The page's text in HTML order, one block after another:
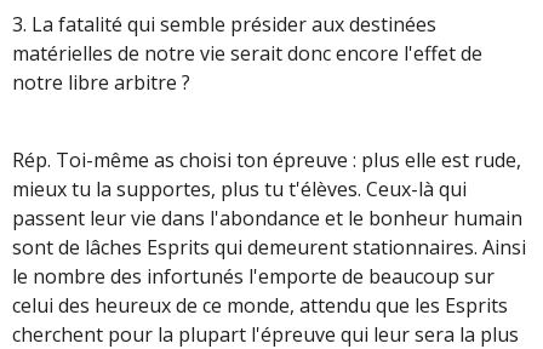
3. La fatalité qui semble présider aux destinées
matérielles de notre vie serait donc encore l'effet de
notre libre arbitre ?
Rép. Toi-même as choisi ton épreuve : plus elle est rude,
mieux tu la supportes, plus tu t'élèves. Ceux-là qui
passent leur vie dans l'abondance et le bonheur humain
sont de lâches Esprits qui demeurent stationnaires. Ainsi
le nombre des infortunés l'emporte de beaucoup sur
celui des heureux de ce monde, attendu que les Esprits
cherchent pour la plupart l'épreuve qui leur sera la plus